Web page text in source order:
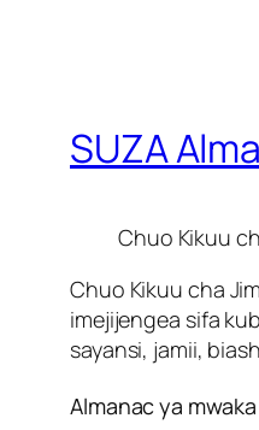
SUZA
Chuo Kikuu
Chuo Kikuu cha
imejijengea sifa
sayansi, jamii,
Almanac ya